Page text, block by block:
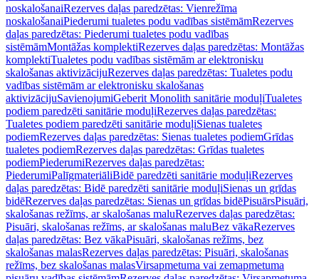
noskalošanaiRezerves daļas paredzētas: Vienrežīma
noskalošanaiPiederumi tualetes podu vadības sistēmāmRezerves
daļas paredzētas: Piederumi tualetes podu vadības
sistēmāmMontāžas komplektiRezerves daļas paredzētas: Montāžas
komplektiTualetes podu vadības sistēmām ar elektronisku
skalošanas aktivizācijuRezerves daļas paredzētas: Tualetes podu
vadības sistēmām ar elektronisku skalošanas
aktivizācijuSavienojumiGeberit Monolith sanitārie moduļiTualetes
podiem paredzēti sanitārie moduļiRezerves daļas paredzētas:
Tualetes podiem paredzēti sanitārie moduļiSienas tualetes
podiemRezerves daļas paredzētas: Sienas tualetes podiemGrīdas
tualetes podiemRezerves daļas paredzētas: Grīdas tualetes
podiemPiederumiRezerves daļas paredzētas:
PiederumiPalīgmateriāliBidē paredzēti sanitārie moduļiRezerves
daļas paredzētas: Bidē paredzēti sanitārie moduļiSienas un grīdas
bidēRezerves daļas paredzētas: Sienas un grīdas bidēPisuārsPisuāri,
skalošanas režīms, ar skalošanas maluRezerves daļas paredzētas:
Pisuāri, skalošanas režīms, ar skalošanas maluBez vākaRezerves
daļas paredzētas: Bez vākaPisuāri, skalošanas režīms, bez
skalošanas malasRezerves daļas paredzētas: Pisuāri, skalošanas
režīms, bez skalošanas malasVirsapmetuma vai zemapmetuma